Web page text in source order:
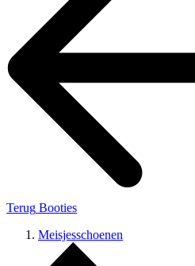
Terug Booties
Meisjesschoenen